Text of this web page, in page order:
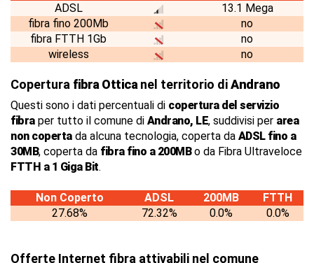
ADSL
13.1 Mega
fibra fino 200Mb
no
fibra FTTH 1Gb
no
wireless
no
Copertura fibra Ottica nel territorio diAndrano
Questi sono i dati percentuali di copertura del servizio
fibraper tutto il comune di Andrano, LE, suddivisi per area
non copertada alcuna tecnologia, coperta da ADSL fino a
30MB, coperta da fibra fino a 200MBo da Fibra Ultraveloce
FTTH a 1 Giga Bit.
Non Coperto ADSL 200MB
FTTH
27.68%
72.32% 0.0% 0.0%
Offerte Internet fibra attivabili nel comune